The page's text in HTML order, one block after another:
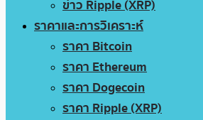
ข่าว Ripple (XRP)
ราคาและการวิเคราะห์
ราคา Bitcoin
ราคา Ethereum
ราคา Dogecoin
ราคา Ripple (XRP)